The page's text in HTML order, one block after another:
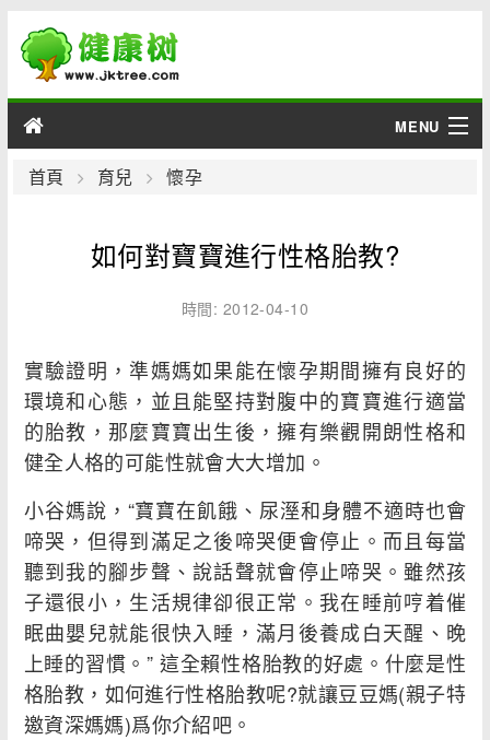
MENU
男性
綜合
疾病
首頁 育兒 懷孕
如何對寶寶進行性格胎教?
時間: 2012-04-10
實驗證明，準媽媽如果能在懷孕期間擁有良好的
環境和心態，並且能堅持對腹中的寶寶進行適當
的胎教，那麼寶寶出生後，擁有樂觀開朗性格和
健全人格的可能性就會大大增加。
小谷媽說，“寶寶在飢餓、尿溼和身體不適時也會
啼哭，但得到滿足之後啼哭便會停止。而且每當
聽到我的腳步聲、說話聲就會停止啼哭。雖然孩
子還很小，生活規律卻很正常。我在睡前哼着催
眠曲嬰兒就能很快入睡，滿月後養成白天醒、晚
上睡的習慣。” 這全賴性格胎教的好處。什麼是性
格胎教，如何進行性格胎教呢?就讓豆豆媽(親子特
邀資深媽媽)爲你介紹吧。